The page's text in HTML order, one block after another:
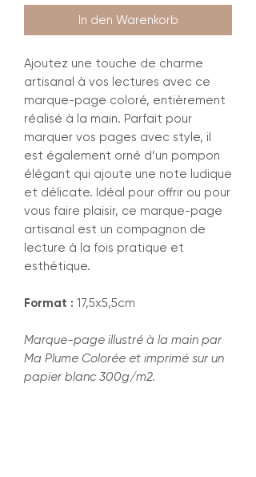
In den Warenkorb
Ajoutez une touche de charme
artisanal à vos lectures avec ce
marque-page coloré, entièrement
réalisé à la main. Parfait pour
marquer vos pages avec style, il
est également orné d’un pompon
élégant qui ajoute une note ludique
et délicate. Idéal pour offrir ou pour
vous faire plaisir, ce marque-page
artisanal est un compagnon de
lecture à la fois pratique et
esthétique.
Format : 17,5x5,5cm
Marque-page illustré à la main par
Ma Plume Colorée et imprimé sur un
papier blanc 300g/m2.